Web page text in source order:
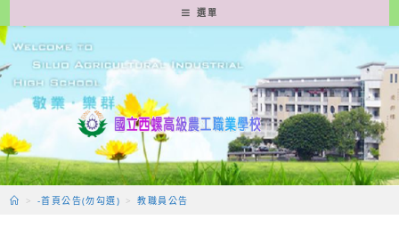
轉
至
要
容
選單
> -首頁公告(勿勾選) > 教職員公告